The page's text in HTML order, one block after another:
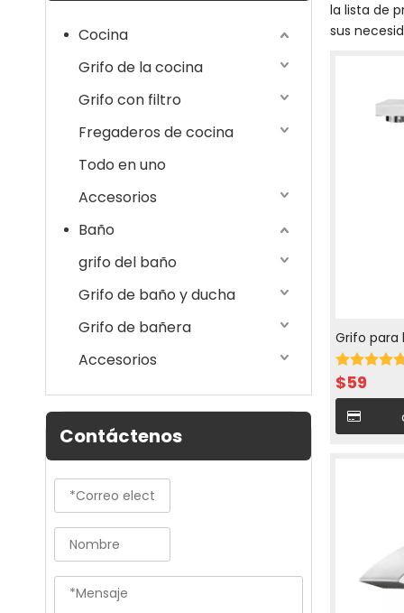
Cocina
Grifo de la cocina
Grifo con filtro
Fregaderos de cocina
Todo en uno
Accesorios
Baño
grifo del baño
Grifo de baño y ducha
Grifo de bañera
Accesorios
Contáctenos
la lista de
sus
Grifo para
$59